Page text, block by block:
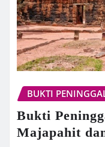
BUKTI
Bukti
Majapahit